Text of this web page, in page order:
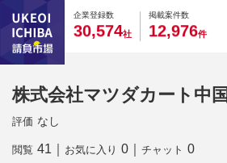
企業登録数
0
3
0
0,
0
5
0
74社
掲載案件数
0
1
0
2,
0
9
0
76件
株式会社マツダカート中
評価 なし
閲覧 41 お気に入り 0 チャット 0